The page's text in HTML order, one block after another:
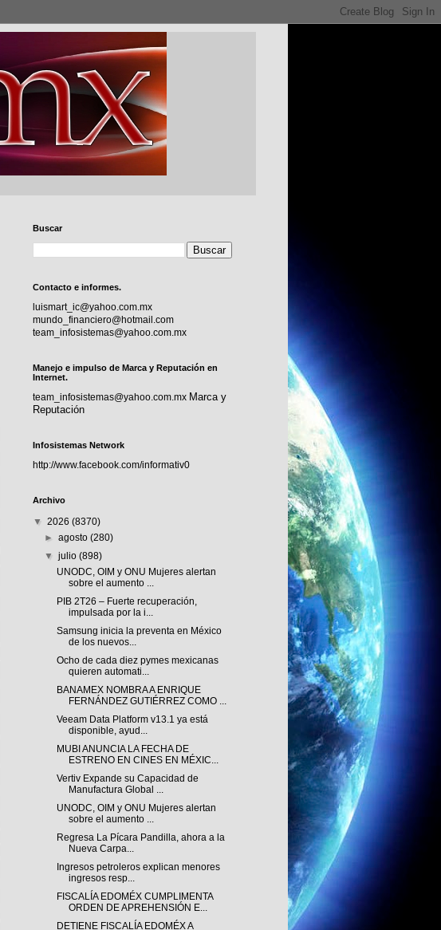
Buscar
Contacto e informes.
luismart_ic@yahoo.com.mx
mundo_financiero@hotmail.com
team_infosistemas@yahoo.com.mx
Manejo e impulso de Marca y Reputación en
Internet.
team_infosistemas@yahoo.com.mx Marca y
Reputación
Infosistemas Network
http://www.facebook.com/informativ0
Archivo
▼ 2026 (8370)
►agosto(280)
▼julio(898)
UNODC, OIM y ONU Mujeres alertan
sobre el aumento ...
PIB 2T26 – Fuerte recuperación,
impulsada por la i...
Samsung inicia la preventa en México
de los nuevos...
Ocho de cada diez pymes mexicanas
quieren automati...
BANAMEX NOMBRA A ENRIQUE
FERNÁNDEZ GUTIÉRREZ COMO ...
Veeam Data Platform v13.1 ya está
disponible, ayud...
MUBI ANUNCIA LA FECHA DE
ESTRENO EN CINES EN MÉXIC...
Vertiv Expande su Capacidad de
Manufactura Global ...
UNODC, OIM y ONU Mujeres alertan
sobre el aumento ...
Regresa La Pícara Pandilla, ahora a la
Nueva Carpa...
Ingresos petroleros explican menores
ingresos resp...
FISCALÍA EDOMÉX CUMPLIMENTA
ORDEN DE APREHENSIÓN E...
DETIENE FISCALÍA EDOMÉX A